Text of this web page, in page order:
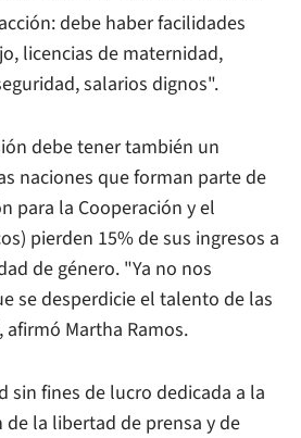
debe haber facilidades
licencias de maternidad,
salarios dignos".
debe tener también un
naciones que forman parte de
para la Cooperación y el
pierden 15% de sus ingresos a
de género. "Ya no nos
se desperdicie el talento de las
Martha Ramos.
sin fines de lucro dedicada a la
la libertad de prensa y de